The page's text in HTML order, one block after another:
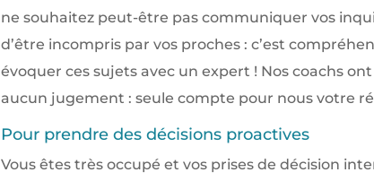
ne souhaitez peut-être pas communiquer vos
d’être incompris par vos proches : c’est
évoquer ces sujets avec un expert ! Nos coachs
aucun jugement : seule compte pour nous votre
Pour prendre des décisions proactives
Vous êtes très occupé et vos prises de décision